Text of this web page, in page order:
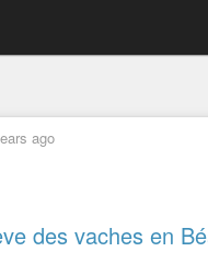
ago
des vaches en